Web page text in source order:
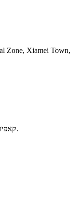
Zone, Xiamei Town,
© קאַפּירייט - 2021-2024: אַלע רעכטן רעזערווירט.